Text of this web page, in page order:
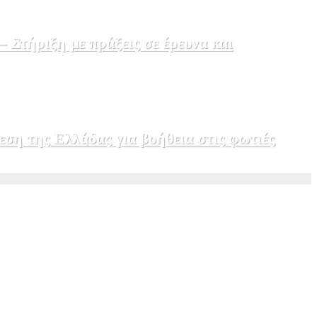
με πράξεις σε έρευνα και
της Ελλάδας για βοήθεια στις φωτιές